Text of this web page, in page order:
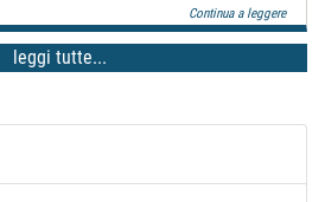
Continua a leggere
leggi tutte...